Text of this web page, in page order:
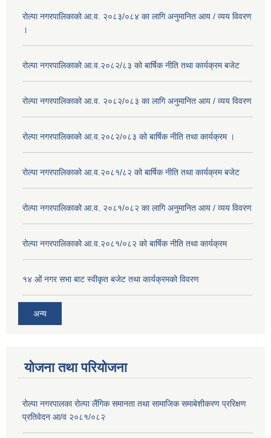
रोल्पा नगरपालिकाको आ.व. २०८३/०८४ का लागि अनुमानित आय / व्यय विवरण
।
रोल्पा नगरपालिकाको आ.व.२०८२/८३ को बार्षिक नीति तथा कार्यक्रम बजेट
रोल्पा नगरपालिकाको आ.व. २०८२/०८३ का लागि अनुमानित आय / व्यय विवरण
रोल्पा नगरपालिकाको आ.व.२०८२/०८३ को बार्षिक नीति तथा कार्यक्रम ।
रोल्पा नगरपालिकाको आ.व.२०८१/८२ को बार्षिक नीति तथा कार्यक्रम बजेट
रोल्पा नगरपालिकाको आ.व. २०८१/०८२ का लागि अनुमानित आय / व्यय विवरण
रोल्पा नगरपालिकाको आ.व.२०८१/०८२ को बार्षिक नीति तथा कार्यक्रम
१४ ओं नगर सभा बाट स्वीकृत बजेट तथा कार्यक्रमको विवरण
अन्य
योजना तथा परियोजना
रोल्पा नगरपालका रोल्पा लैंगिक समानता तथा सामाजिक समाबेशीकरण प्ररिक्षण
प्रतिवेदन आ/व २०८१/०८२